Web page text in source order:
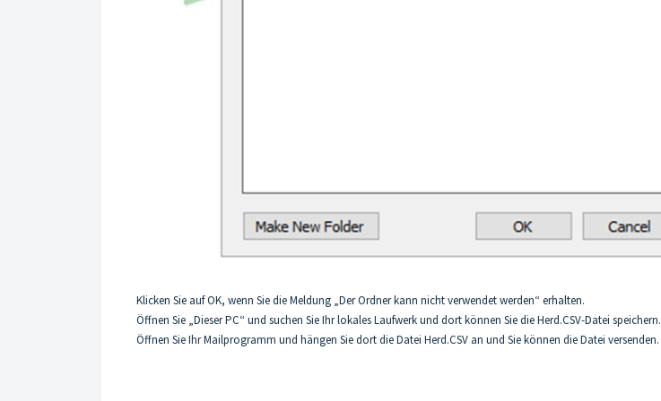
Klicken Sie auf OK, wenn Sie die Meldung „Der Ordner kann nicht verwendet werden“ erhalten.
Öffnen Sie „Dieser PC“ und suchen Sie Ihr lokales Laufwerk und dort können Sie die Herd.CSV-Datei speichern.
Öffnen Sie Ihr Mailprogramm und hängen Sie dort die Datei Herd.CSV an und Sie können die Datei versenden.